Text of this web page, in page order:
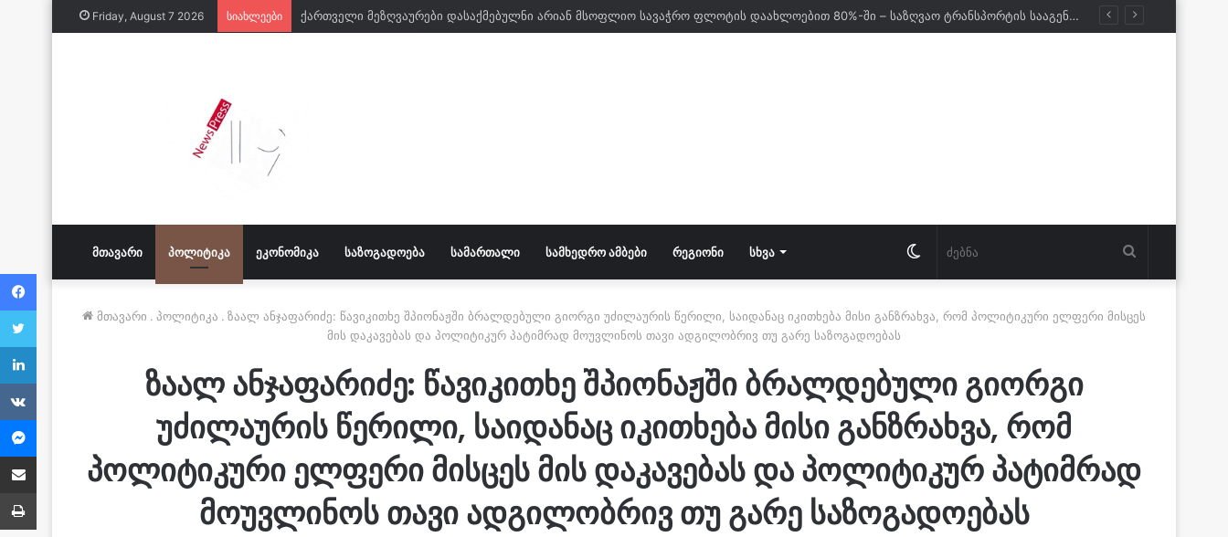
Friday, August 7 2026 სიახლეები ქართველი მეზღვაურები დასაქმებულნი არიან მსოფლიო სავაჭრო ფლოტის დაახლოებით 80%-ში – საზღვაო ტრანსპორტის სააგენტოს დირექტორი
ᲛᲗᲐᲕᲐᲠᲘ ᲞᲝᲚᲘᲢᲘᲙᲐ ᲔᲙᲝᲜᲝᲛᲘᲙᲐ ᲡᲐᲖᲝᲒᲐᲓᲝᲔᲑᲐ ᲡᲐᲛᲐᲠᲗᲐᲚᲘ ᲡᲐᲛᲮᲔᲓᲠᲝ ᲐᲛᲑᲔᲑᲘ ᲠᲔᲒᲘᲝᲜᲘ ᲡᲮᲕᲐ Switch
მთავარი . პოლიტიკა . ზაალ ანჯაფარიძე: წავიკითხე შპიონაჟში ბრალდებული გიორგი უძილაურის წერილი, საიდანაც იკითხება მისი განზრახვა, რომ პოლიტიკური ელფერი მისცეს
მის დაკავებას და პოლიტიკურ პატიმრად მოუვლინოს თავი ადგილობრივ თუ გარე საზოგადოებას
ზაალ ანჯაფარიძე: წავიკითხე შპიონაჟში ბრალდებული გიორგი
უძილაურის წერილი, საიდანაც იკითხება მისი განზრახვა, რომ
პოლიტიკური ელფერი მისცეს მის დაკავებას და პოლიტიკურ პატიმრად
მოუვლინოს თავი ადგილობრივ თუ გარე საზოგადოებას
Facebook
Twitter
LinkedIn
VKontakte
Messenger
Share via Email